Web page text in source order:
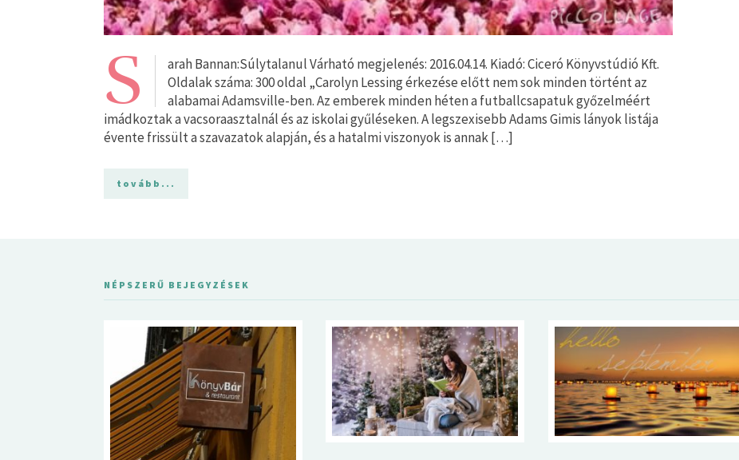
S
arah Bannan:Súlytalanul Várható megjelenés: 2016.04.14. Kiadó: Ciceró Könyvstúdió Kft.
Oldalak száma: 300 oldal „Carolyn Lessing érkezése előtt nem sok minden történt az
alabamai Adamsville-ben. Az emberek minden héten a futballcsapatuk győzelméért
imádkoztak a vacsoraasztalnál és az iskolai gyűléseken. A legszexisebb Adams Gimis lányok listája
évente frissült a szavazatok alapján, és a hatalmi viszonyok is annak […]
tovább...
NÉPSZERŰ BEJEGYZÉSEK